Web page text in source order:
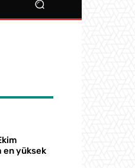
en yüksek